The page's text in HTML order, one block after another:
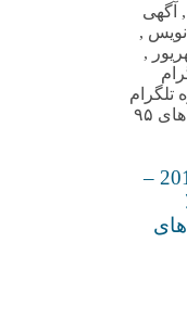
, آگهی
نویس ,
,
تلگرام
های ۹۵
تلگرام های المپیک 2016 –